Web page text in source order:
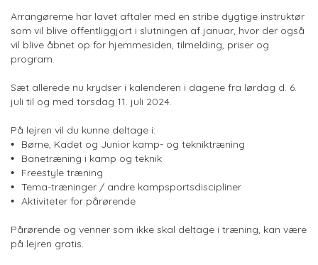
Arrangørerne har lavet aftaler med en stribe dygtige instruktør
som vil blive offentliggjort i slutningen af januar, hvor der også
vil blive åbnet op for hjemmesiden, tilmelding, priser og
program.
Sæt allerede nu krydser i kalenderen i dagene fra lørdag d. 6.
juli til og med torsdag 11. juli 2024.
På lejren vil du kunne deltage i:
Børne, Kadet og Junior kamp- og tekniktræning
Banetræning i kamp og teknik
Freestyle træning
Tema-træninger / andre kampsportsdiscipliner
Aktiviteter for pårørende
Pårørende og venner som ikke skal deltage i træning, kan være
på lejren gratis.